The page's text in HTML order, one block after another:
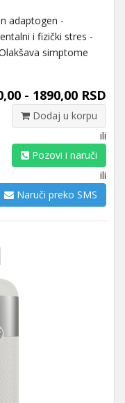
adaptogen -
i fizički stres -
simptome
- 1890,00 RSD
Dodaj u korpu
ili
Pozovi i naruči
ili
Naruči preko SMS